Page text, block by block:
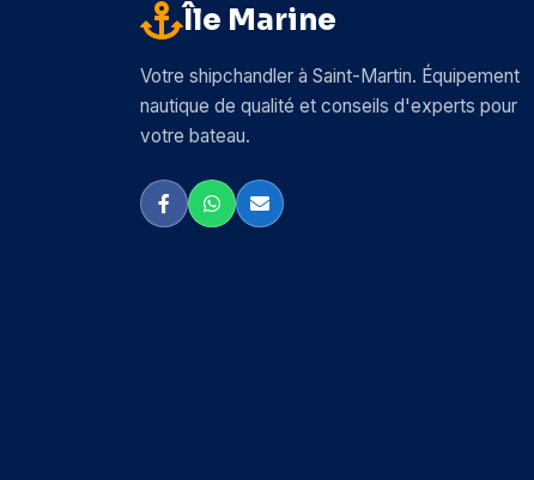
Île Marine
Votre shipchandler à Saint-Martin. Équipement
nautique de qualité et conseils d'experts pour
votre bateau.